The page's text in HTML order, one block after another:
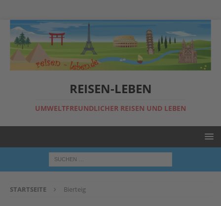
REISEN-LEBEN
UMWELTFREUNDLICHER REISEN UND LEBEN
STARTSEITE Bierteig